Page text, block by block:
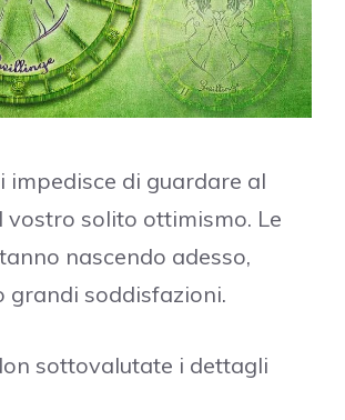
impedisce di guardare al
vostro solito ottimismo. Le
nascendo adesso,
grandi soddisfazioni.
sottovalutate i dettagli